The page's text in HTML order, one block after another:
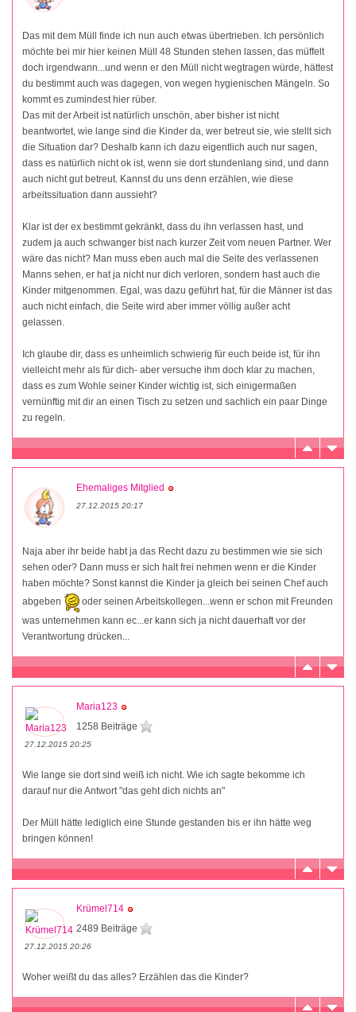
Das mit dem Müll finde ich nun auch etwas übertrieben. Ich persönlich
möchte bei mir hier keinen Müll 48 Stunden stehen lassen, das müffelt
doch irgendwann...und wenn er den Müll nicht wegtragen würde, hättest
du bestimmt auch was dagegen, von wegen hygienischen Mängeln. So
kommt es zumindest hier rüber.
Das mit der Arbeit ist natürlich unschön, aber bisher ist nicht
beantwortet, wie lange sind die Kinder da, wer betreut sie, wie stellt sich
die Situation dar? Deshalb kann ich dazu eigentlich auch nur sagen,
dass es natürlich nicht ok ist, wenn sie dort stundenlang sind, und dann
auch nicht gut betreut. Kannst du uns denn erzählen, wie diese
arbeitssituation dann aussieht?
Klar ist der ex bestimmt gekränkt, dass du ihn verlassen hast, und
zudem ja auch schwanger bist nach kurzer Zeit vom neuen Partner. Wer
wäre das nicht? Man muss eben auch mal die Seite des verlassenen
Manns sehen, er hat ja nicht nur dich verloren, sondern hast auch die
Kinder mitgenommen. Egal, was dazu geführt hat, für die Männer ist das
auch nicht einfach, die Seite wird aber immer völlig außer acht
gelassen.
Ich glaube dir, dass es unheimlich schwierig für euch beide ist, für ihn
vielleicht mehr als für dich- aber versuche ihm doch klar zu machen,
dass es zum Wohle seiner Kinder wichtig ist, sich einigermaßen
vernünftig mit dir an einen Tisch zu setzen und sachlich ein paar Dinge
zu regeln.
Ehemaliges Mitglied
27.12.2015 20:17
Naja aber ihr beide habt ja das Recht dazu zu bestimmen wie sie sich
sehen oder? Dann muss er sich halt frei nehmen wenn er die Kinder
haben möchte? Sonst kannst die Kinder ja gleich bei seinen Chef auch
abgeben
oder seinen Arbeitskollegen...wenn er schon mit Freunden
was unternehmen kann ec...er kann sich ja nicht dauerhaft vor der
Verantwortung drücken...
Maria123
1258 Beiträge
27.12.2015 20:25
Wie lange sie dort sind weiß ich nicht. Wie ich sagte bekomme ich
darauf nur die Antwort "das geht dich nichts an"
Der Müll hätte lediglich eine Stunde gestanden bis er ihn hätte weg
bringen können!
Krümel714
2489 Beiträge
27.12.2015 20:26
Woher weißt du das alles? Erzählen das die Kinder?